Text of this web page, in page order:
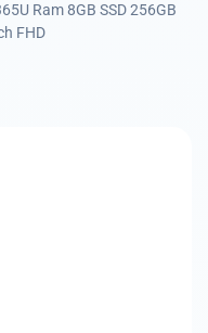
Ram 8GB SSD 256GB
FHD